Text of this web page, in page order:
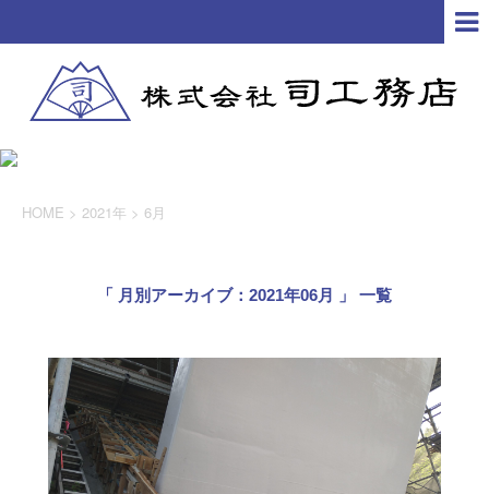
HOME > 2021年 > 6月
「 月別アーカイブ：2021年06月 」 一覧